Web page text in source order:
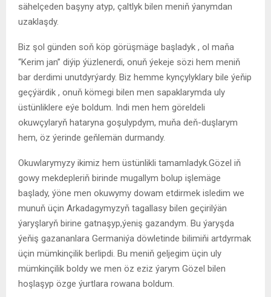
sähelçeden başyny atyp, çaltlyk bilen meniň ýanymdan
uzaklaşdy.
Biz şol günden soň köp görüşmäge başladyk , ol maňa
“Kerim jan” diýip ýüzlenerdi, onuň ýekeje sözi hem meniň
bar derdimi unutdyrýardy. Biz hemme kynçylyklary bile ýeňip
geçýärdik , onuň kömegi bilen men sapaklarymda uly
üstünliklere eýe boldum. Indi men hem göreldeli
okuwçylaryň hataryna goşulypdym, muňa deň-duşlarym
hem, öz ýerinde geňlemän durmandy.
Okuwlarymyzy ikimiz hem üstünlikli tamamladyk.Gözel iň
gowy mekdepleriň birinde mugallym bolup işlemäge
başlady, ýöne men okuwymy dowam etdirmek isledim we
munuň üçin Arkadagymyzyň tagallasy bilen geçirilýän
ýaryşlaryň birine gatnaşyp,ýeniş gazandym. Bu ýaryşda
ýeňiş gazananlara Germaniýa döwletinde bilimiňi artdyrmak
üçin mümkinçilik berlipdi. Bu meniň geljegim üçin uly
mümkinçilik boldy we men öz eziz ýarym Gözel bilen
hoşlaşyp özge ýurtlara rowana boldum.